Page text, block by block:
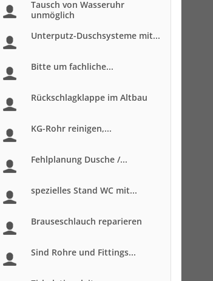
Tausch von Wasseruhr
unmöglich
Unterputz-Duschsysteme mit...
Bitte um fachliche...
Rückschlagklappe im Altbau
KG-Rohr reinigen,...
Fehlplanung Dusche /...
spezielles Stand WC mit...
Brauseschlauch reparieren
Sind Rohre und Fittings...